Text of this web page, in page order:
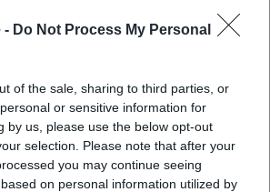
- Do Not Process My Personal
of the sale, sharing to third parties, or
or sensitive information for
by us, please use the below opt-out
selection. Please note that after your
you may continue seeing
on personal information utilized by
Tag voller Musik und Bier beim 3.
in Weiden. Feiern Sie mit Freunden und